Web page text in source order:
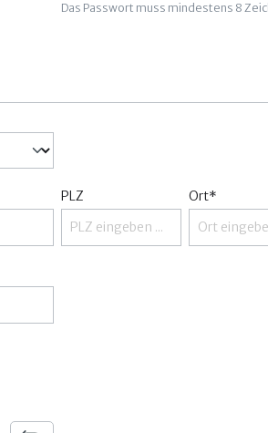
Das Passwort muss mindestens 8
PLZ Ort*